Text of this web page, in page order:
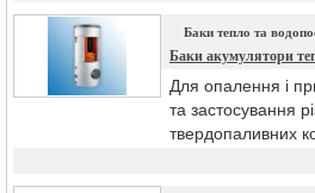
Баки тепло та
Баки акумулятори
Для опалення і
та застосування
твердопаливних
енергії Сонця -